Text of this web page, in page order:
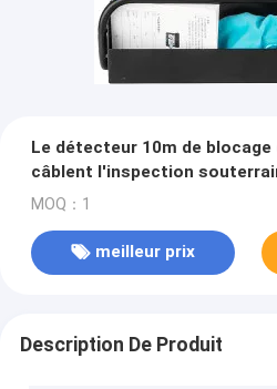
Le détecteur 10m de blocage
câblent l'inspection
MOQ：1
meilleur prix
Description De Produit